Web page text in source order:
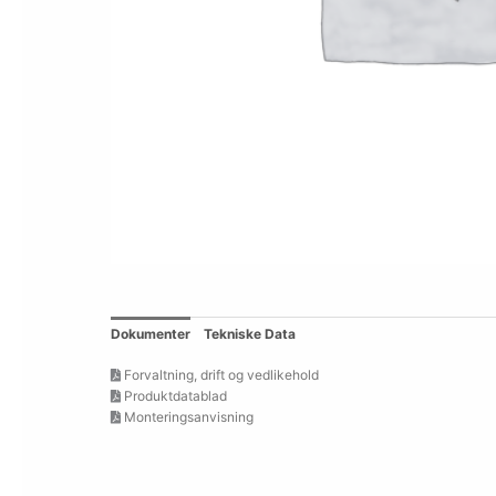
Dokumenter Tekniske Data
Forvaltning, drift og vedlikehold
Produktdatablad
Monteringsanvisning